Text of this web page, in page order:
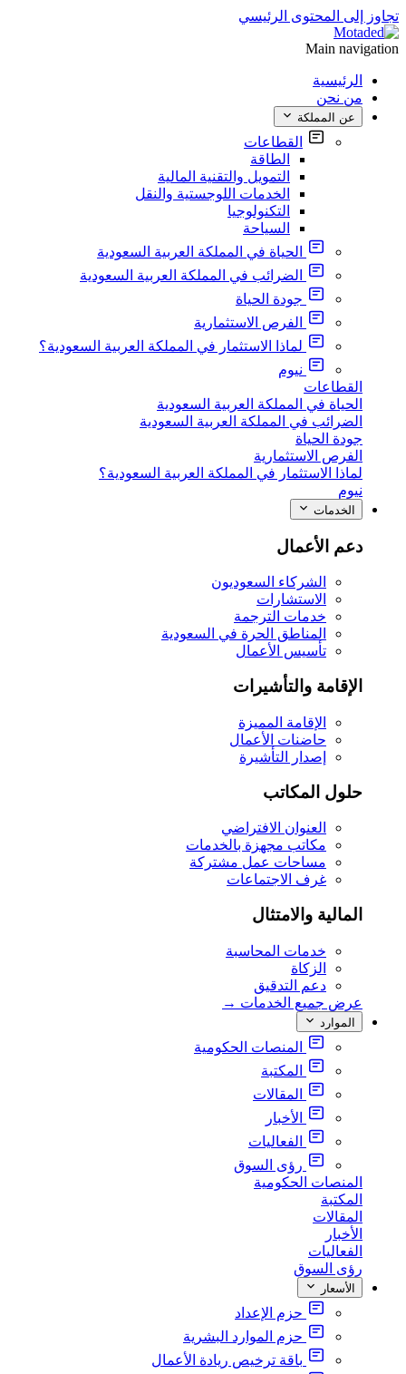
تجاوز إلى المحتوى الرئيسي
Main navigation
الرئيسية
من نحن
عن المملكة
القطاعات
الطاقة
التمويل والتقنية المالية
الخدمات اللوجستية والنقل
التكنولوجيا
السياحة
الحياة في المملكة العربية السعودية
الضرائب في المملكة العربية السعودية
جودة الحياة
الفرص الاستثمارية
لماذا الاستثمار في المملكة العربية السعودية؟
نيوم
القطاعات
الحياة في المملكة العربية السعودية
الضرائب في المملكة العربية السعودية
جودة الحياة
الفرص الاستثمارية
لماذا الاستثمار في المملكة العربية السعودية؟
نيوم
الخدمات
دعم الأعمال
الشركاء السعوديون
الاستشارات
خدمات الترجمة
المناطق الحرة في السعودية
تأسيس الأعمال
الإقامة والتأشيرات
الإقامة المميزة
حاضنات الأعمال
إصدار التأشيرة
حلول المكاتب
العنوان الافتراضي
مكاتب مجهزة بالخدمات
مساحات عمل مشتركة
غرف الاجتماعات
المالية والامتثال
خدمات المحاسبة
الزكاة
دعم التدقيق
عرض جميع الخدمات →
الموارد
المنصات الحكومية
المكتبة
المقالات
الأخبار
الفعاليات
رؤى السوق
المنصات الحكومية
المكتبة
المقالات
الأخبار
الفعاليات
رؤى السوق
الأسعار
حزم الإعداد
حزم الموارد البشرية
باقة ترخيص ريادة الأعمال